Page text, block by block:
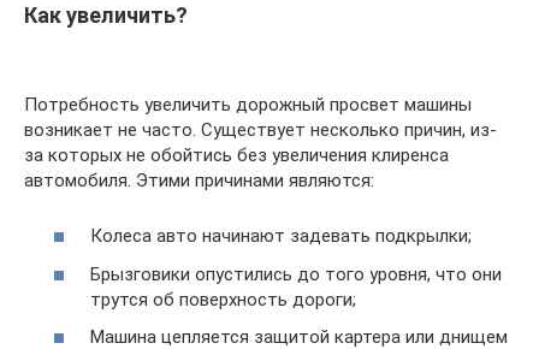
Как увеличить?
Потребность увеличить дорожный просвет машины
возникает не часто. Существует несколько причин, из-
за которых не обойтись без увеличения клиренса
автомобиля. Этими причинами являются:
Колеса авто начинают задевать подкрылки;
Брызговики опустились до того уровня, что они
трутся об поверхность дороги;
Машина цепляется защитой картера или днищем